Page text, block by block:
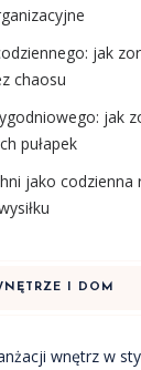
jak
chaosu
jak
pułapek
jako
I DOM
wnętrz w